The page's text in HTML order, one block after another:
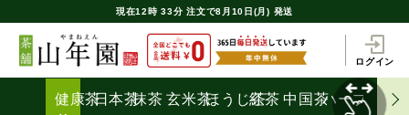
現在12時 33分 注文で8月10日(月) 発送
ログイン
健康茶日本茶抹茶 玄米茶ほうじ茶
紅茶 中国茶ハーブティ